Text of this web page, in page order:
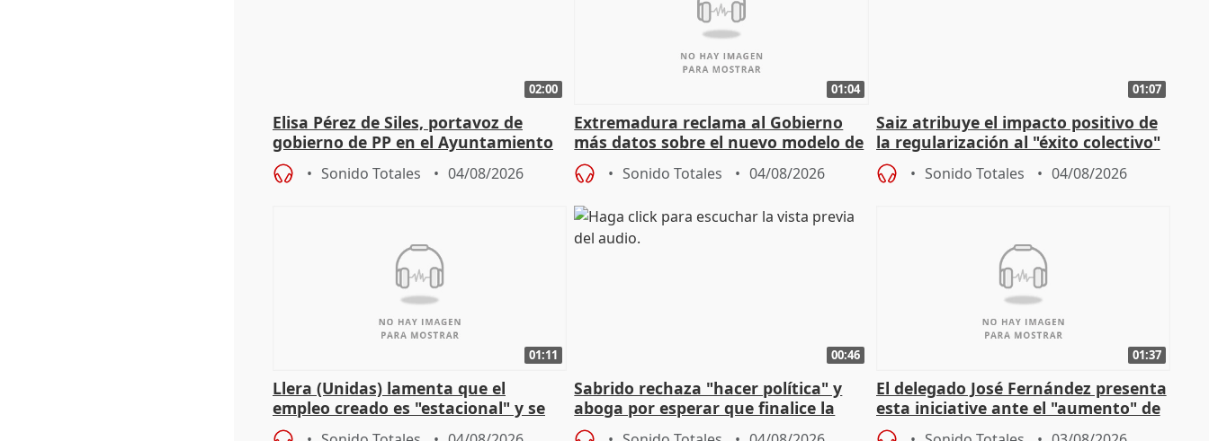
02:00
Elisa Pérez de Siles, portavoz de
gobierno de PP en el Ayuntamiento
de Málaga, deja la política
Sonido Totales 04/08/2026
01:04
Extremadura reclama al Gobierno
más datos sobre el nuevo modelo de
financiación
Sonido Totales 04/08/2026
01:07
Saiz atribuye el impacto positivo de
la regularización al "éxito colectivo"
del Gobierno
Sonido Totales 04/08/2026
01:11
Llera (Unidas) lamenta que el
empleo creado es "estacional" y se
"esfumará" al acabar el verano
00:46
Sabrido rechaza "hacer política" y
aboga por esperar que finalice la
investigación del incendio
01:37
El delegado José Fernández presenta
esta iniciative ante el "aumento" de
personas sin hogar en Madri